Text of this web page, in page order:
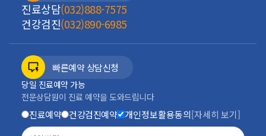
진료상담(032)888-7575
건강검진(032)890-6985
빠른예약 상담신청
당일 진료예약 가능
전문상담원이 진료 예약을 도와드립니다
진료예약 건강검진예약 개인정보활용동의[자세히 보기]